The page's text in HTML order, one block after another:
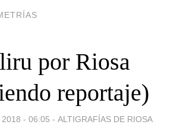
por Riosa
reportaje)
2018 - 06:05 - ALTIGRAFÍAS DE RIOSA